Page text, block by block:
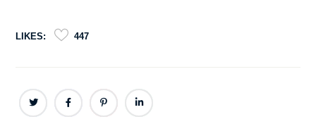
LIKES: 447